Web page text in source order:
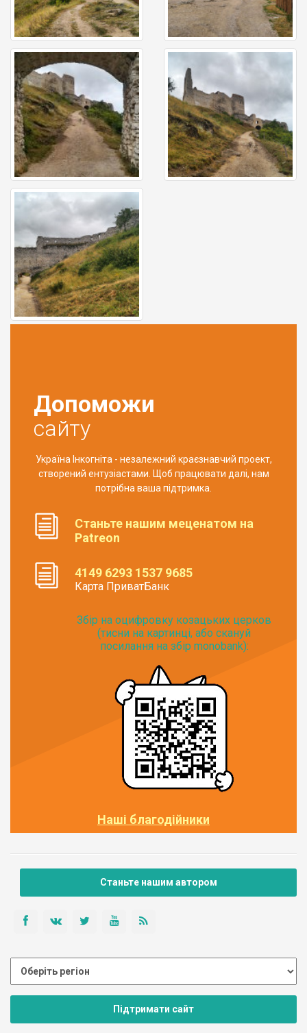
Допоможи
сайту
Україна Інкогніта - незалежний краєзнавчий проект,
створений ентузіастами. Щоб працювати далі, нам
потрібна ваша підтримка.
Станьте нашим меценатом на
Patreon
4149 6293 1537 9685
Карта ПриватБанк
Збір на оцифровку козацьких церков
(тисни на картинці, або скануй
посилання на збір monobank):
Наші благодійники
Станьте нашим автором
Підтримати сайт